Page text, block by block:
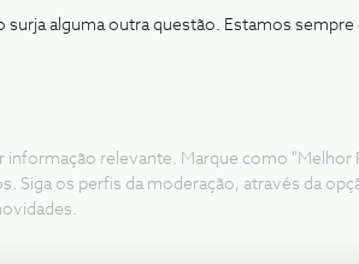
surja alguma outra questão. Estamos sempre
informação relevante. Marque como "Melhor
Siga os perfis da moderação, através da